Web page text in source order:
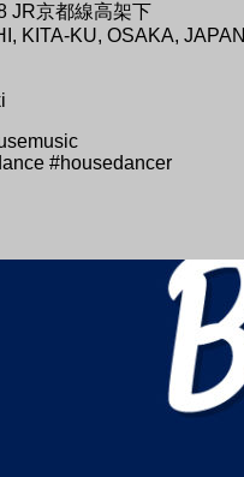
JR京都線高架下
KITA-KU, OSAKA, JAPAN
#housedancer